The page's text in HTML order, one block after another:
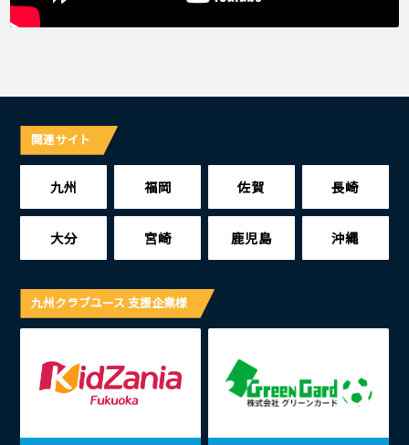
関連サイト
九州 福岡 佐賀 長崎
大分 宮崎 鹿児島 沖縄
九州クラブユース 支援企業様